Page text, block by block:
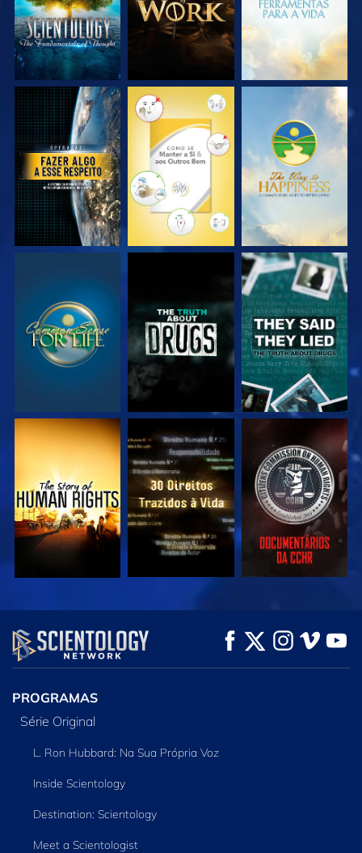
VEJA VEJA VEJA
VEJA VEJA VEJA
VEJA VEJA VEJA
VEJA EXPLORE A SÉRIE
PROGRAMAS
Série Original
L. Ron Hubbard: Na Sua Própria Voz
Inside Scientology
Destination: Scientology
Meet a Scientologist